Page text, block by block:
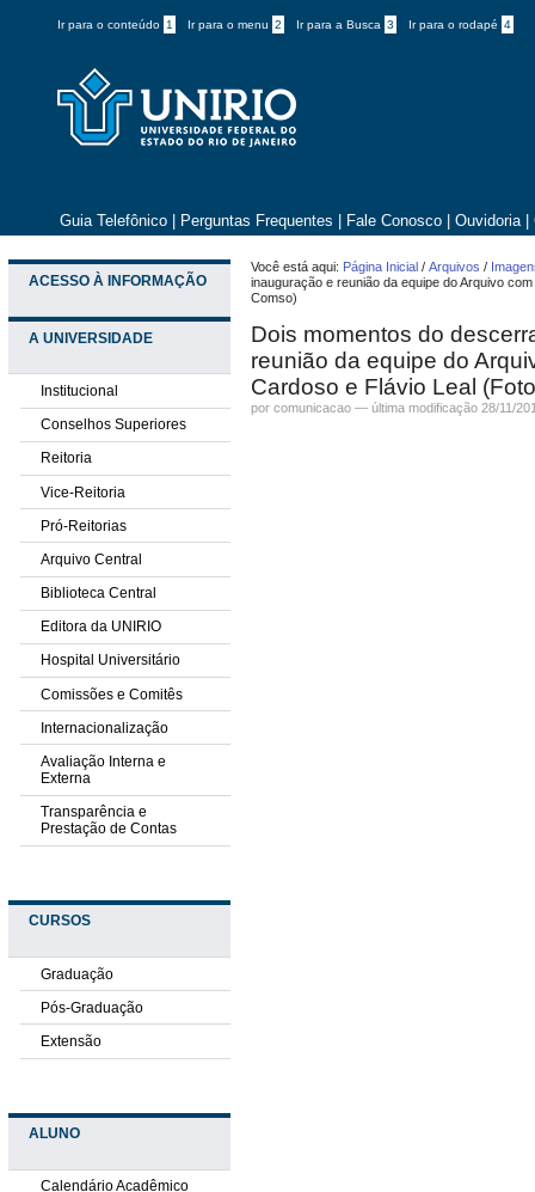
Ir para o conteúdo 1 Ir para o menu 2 Ir para a Busca 3 Ir para o rodapé 4
Guia Telefônico Perguntas Frequentes Fale Conosco Ouvidoria
ACESSO À INFORMAÇÃO
A UNIVERSIDADE
Institucional
Conselhos Superiores
Reitoria
Vice-Reitoria
Pró-Reitorias
Arquivo Central
Biblioteca Central
Editora da UNIRIO
Hospital Universitário
Comissões e Comitês
Internacionalização
Avaliação Interna e
Externa
Transparência e
Prestação de Contas
CURSOS
Graduação
Pós-Graduação
Extensão
ALUNO
Calendário Acadêmico
Você está aqui: Página Inicial /Arquivos /
inauguração e reunião da equipe do Arquivo
Comso)
Dois momentos do
reunião da equipe do
Cardoso e Flávio Leal
por comunicacao —última modificação 28/11/